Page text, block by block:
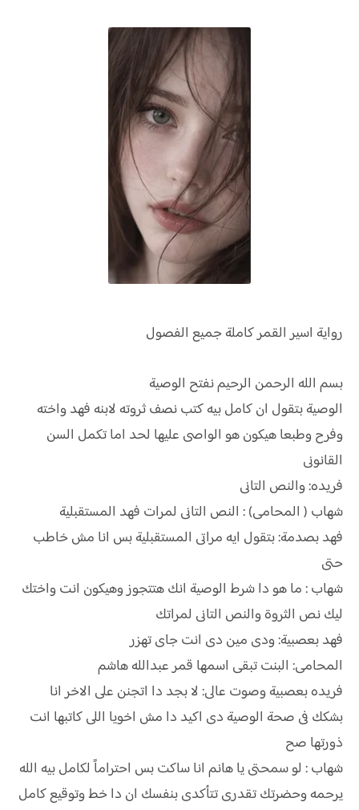
رواية اسير القمر كاملة جميع الفصول
بسم الله الرحمن الرحيم نفتح الوصية
الوصية بتقول ان كامل بيه كتب نصف ثروته لابنه فهد واخته
وفرح وطبعا هيكون هو الواصى عليها لحد اما تكمل السن
القانونى
فريده: والنص التانى
شهاب ( المحامى) : النص التانى لمرات فهد المستقبلية
فهد بصدمة: بتقول ايه مراتى المستقبلية بس انا مش خاطب
حتى
شهاب : ما هو دا شرط الوصية انك هتتجوز وهيكون انت واختك
ليك نص الثروة والنص التانى لمراتك
فهد بعصبية: ودى مين دى انت جاى تهزر
المحامى: البنت تبقى اسمها قمر عبدالله هاشم
فريده بعصبية وصوت عالى: لا بجد دا اتجنن على الاخر انا
بشكك فى صحة الوصية دى اكيد دا مش اخويا اللى كاتبها انت
ذورتها صح
شهاب : لو سمحتى يا هانم انا ساكت بس احتراماً لكامل بيه الله
يرحمه وحضرتك تقدرى تتأكدى بنفسك ان دا خط وتوقيع كامل